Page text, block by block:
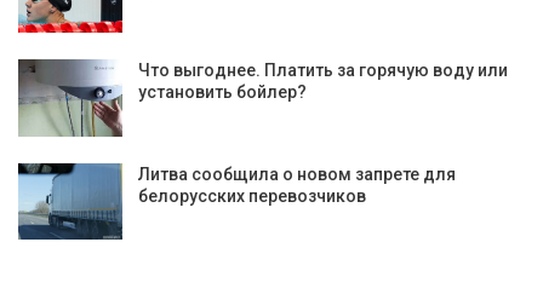
Что выгоднее. Платить за горячую воду или
установить бойлер?
Литва сообщила о новом запрете для
белорусских перевозчиков